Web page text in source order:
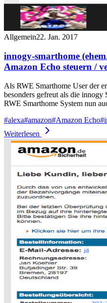
Allgemein22. Jan. 2017
innogy-smarthome
Amazon Echo steuern /
Als RWE Smarthome User der
besonders gefreut als die innogy
RWE Smarthome System nun
#alexa#amazon#Amazon Echo#
Weiterlesen